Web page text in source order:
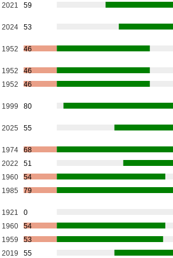
2021 59
2024 53
1952 46
1952
46
1952 46
1999 80
2025 55
1974
68
2022
51
1960
54
1985 79
1921
0
1960
54
1959
53
2019 55